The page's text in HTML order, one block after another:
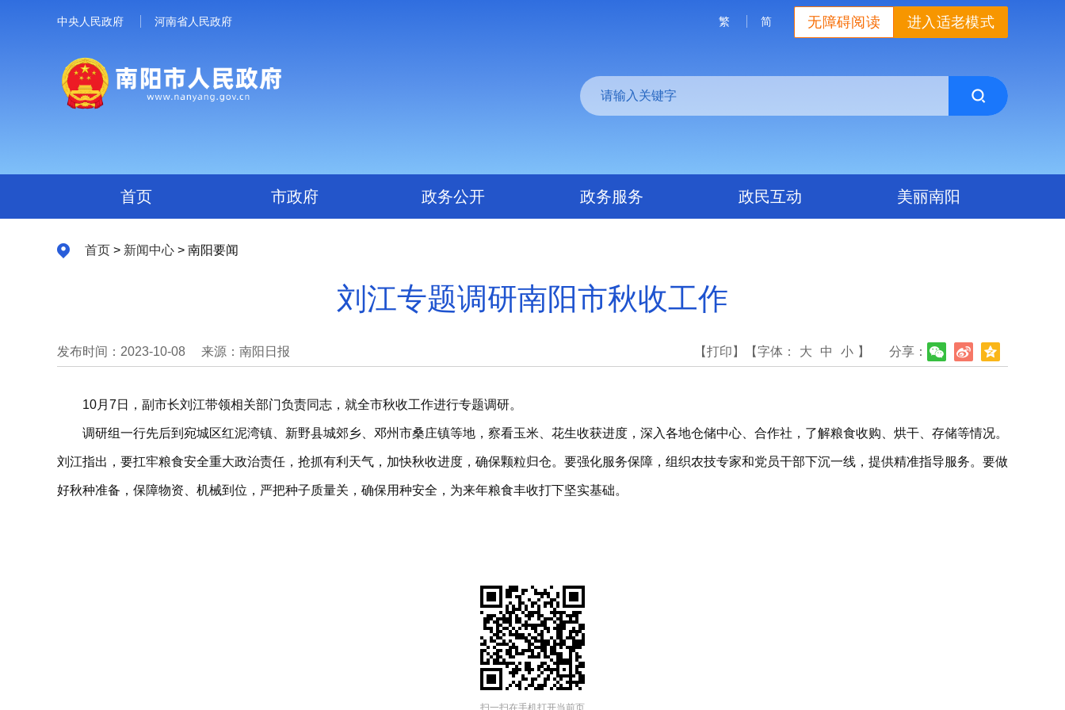
中央人民政府 河南省人民政府 进入适老模式
无障碍阅读
繁 简
首页 市政府 政务公开 政务服务 政民互动 美丽南阳
首页 > 新闻中心 > 南阳要闻
刘江专题调研南阳市秋收工作
发布时间：2023-10-08 来源：南阳日报 分享：
【打印】 【字体： 大 中 小 】
10月7日，副市长刘江带领相关部门负责同志，就全市秋收工作进行专题调研。
调研组一行先后到宛城区红泥湾镇、新野县城郊乡、邓州市桑庄镇等地，察看玉米、花生收获进度，深入各地仓储中心、合作社，了解粮食收购、烘干、存储等情况。
刘江指出，要扛牢粮食安全重大政治责任，抢抓有利天气，加快秋收进度，确保颗粒归仓。要强化服务保障，组织农技专家和党员干部下沉一线，提供精准指导服务。要做
好秋种准备，保障物资、机械到位，严把种子质量关，确保用种安全，为来年粮食丰收打下坚实基础。
扫一扫在手机打开当前页